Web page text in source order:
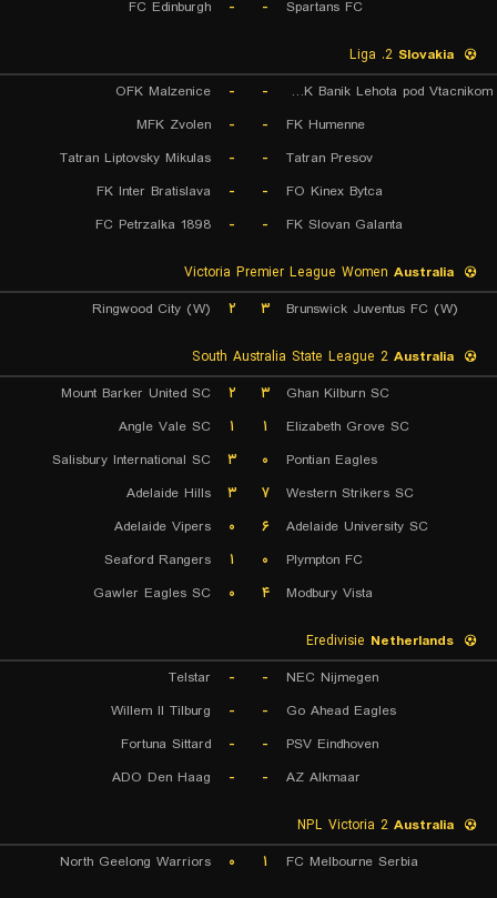
Spartans FC
-
-
FC Edinburgh
Slovakia
OFK Banik Lehota pod Vtacnikom
-
-
OFK Malzenice
FK Humenne
-
-
MFK Zvolen
Tatran Presov
-
-
Tatran Liptovsky Mikulas
FO Kinex Bytca
-
-
FK Inter Bratislava
FK Slovan Galanta
-
-
FC Petrzalka 1898
Australia
Brunswick Juventus FC (W)
۳ ۲ Ringwood City (W)
Australia
Ghan Kilburn SC
۳ ۲
Mount Barker United SC
Elizabeth Grove SC
۱ ۱
Angle Vale SC
Pontian Eagles
۰ ۳
Salisbury International SC
Western Strikers SC
۷ ۳
Adelaide Hills
Adelaide University SC
۶ ۰
Adelaide Vipers
Plympton FC
۰ ۱
Seaford Rangers
Modbury Vista
۴ ۰ Gawler Eagles SC
Netherlands
NEC Nijmegen
-
-
Telstar
Go Ahead Eagles
-
-
Willem II Tilburg
PSV Eindhoven
-
-
Fortuna Sittard
AZ Alkmaar
-
-
ADO Den Haag
Australia
FC Melbourne Serbia
۱ ۰ North Geelong Warriors